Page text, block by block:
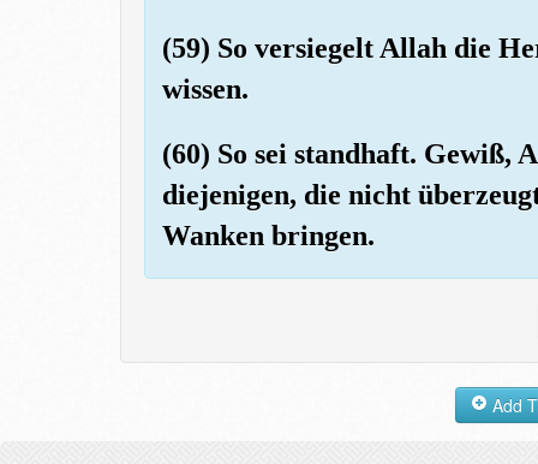
(59) So versiegelt Allah die
wissen.
(60) So sei standhaft. Gewiß,
diejenigen, die nicht
Wanken bringen.